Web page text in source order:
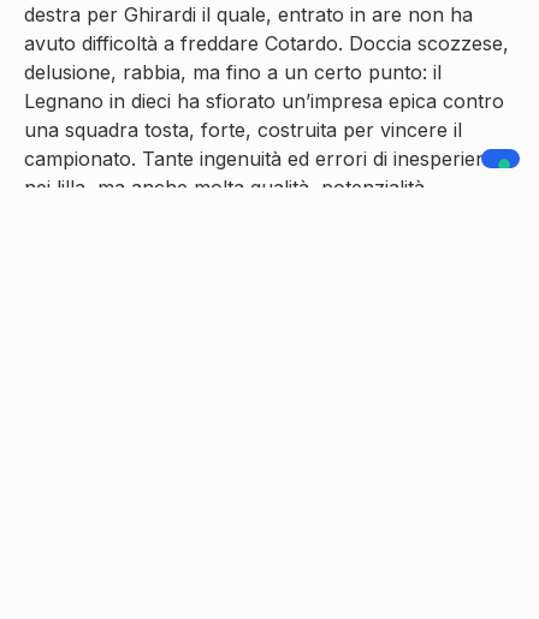
destra per Ghirardi il quale, entrato in are non ha
avuto difficoltà a freddare Cotardo. Doccia scozzese,
delusione, rabbia, ma fino a un certo punto: il
Legnano in dieci ha sfiorato un’impresa epica contro
una squadra tosta, forte, costruita per vincere il
campionato. Tante ingenuità ed errori di inesperienza
nei lilla, ma anche molta qualità, potenzialità